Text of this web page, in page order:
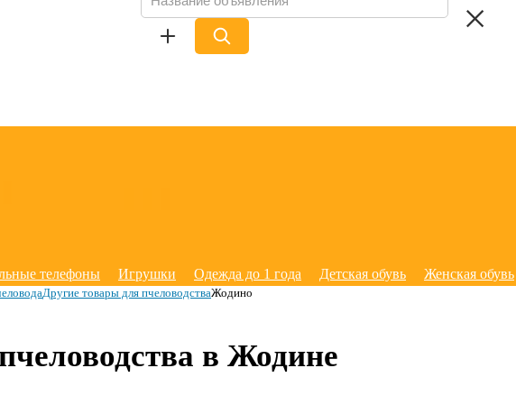
телефоны Игрушки Одежда до 1 года Детская обувь Женская обувь
Другие товары для пчеловодстваЖодино
в Жодине